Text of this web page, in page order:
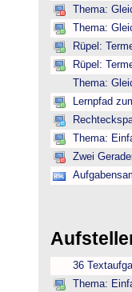
Thema:
Thema:
Rüpel:
Rüpel:
Thema:
Lernpfad
Thema:
Zwei
36
Thema: